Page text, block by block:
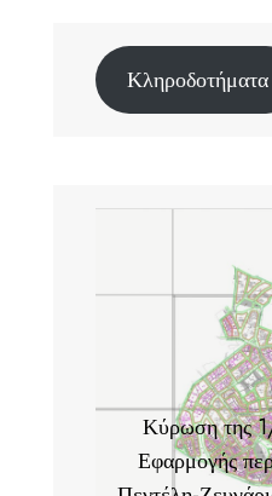
Κληροδοτήματα
Κύρωση της
Εφαρμογής